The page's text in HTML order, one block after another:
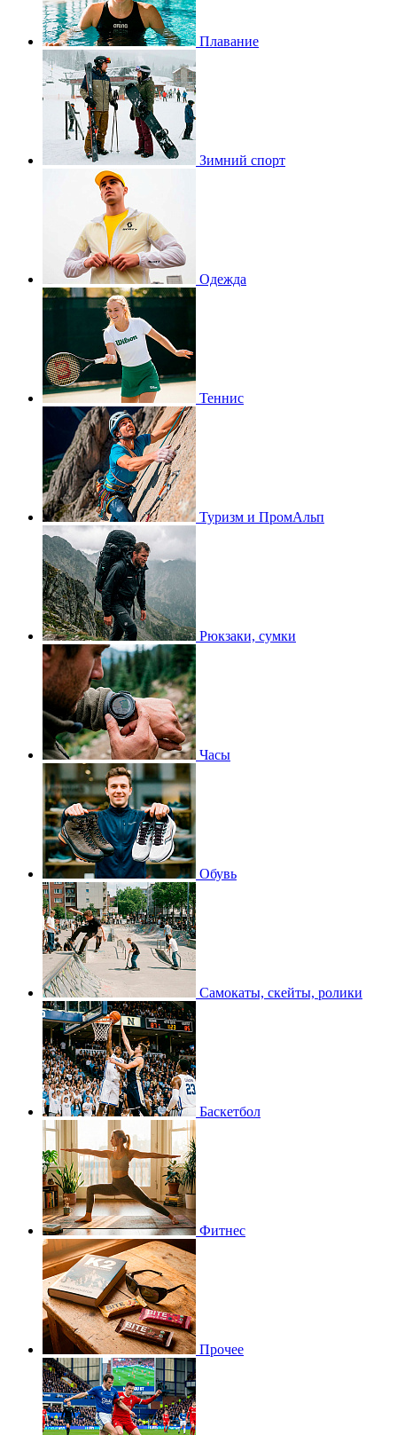
Плавание
Зимний спорт
Одежда
Теннис
Туризм и ПромАльп
Рюкзаки, сумки
Часы
Обувь
Самокаты, скейты, ролики
Баскетбол
Фитнес
Прочее